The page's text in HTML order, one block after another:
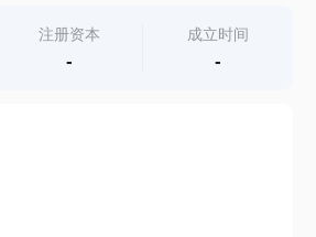
注册资本
-
成立时间
-